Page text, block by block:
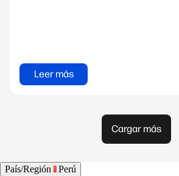
Leer más
Cargar más
País/Región
Perú